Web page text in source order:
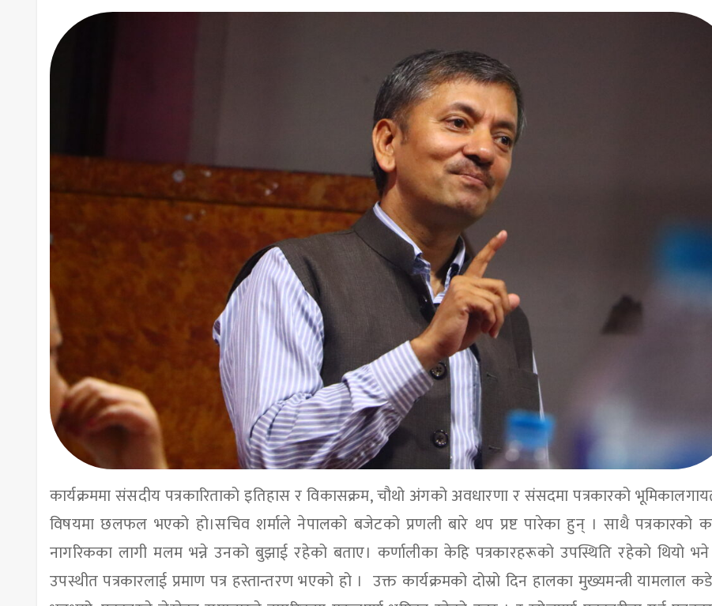
कार्यक्रममा संसदीय पत्रकारिताको इतिहास र विकासक्रम, चौथो अंगको अवधारणा र संसदमा पत्रकारको
विषयमा छलफल भएको हो।सचिव शर्माले नेपालको बजेटको प्रणली बारे थप प्रष्ट पारेका हुन् । साथै पत्रकारको
नागरिकका लागी मलम भन्ने उनको बुझाई रहेको बताए। कर्णालीका केहि पत्रकारहरूको उपस्थिति रहेको थियो
उपस्थीत पत्रकारलाई प्रमाण पत्र हस्तान्तरण भएको हो । उक्त कार्यक्रमको दोस्रो दिन हालका मुख्यमन्त्री यामलाल